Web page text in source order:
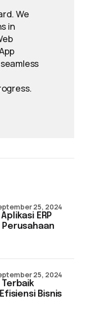
We
in
ERP
25, 2024
Terbaik
Bisnis
25, 2024